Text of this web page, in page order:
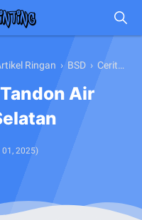
Ringan › BSD › Cerita Pribadi
Air
2025)